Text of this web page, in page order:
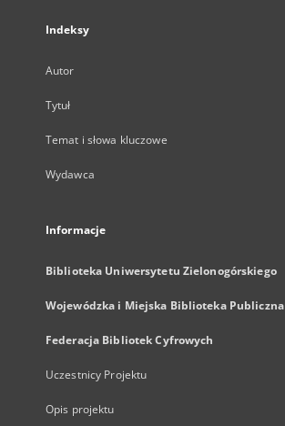
Indeksy
Autor
Tytuł
Temat i słowa kluczowe
Wydawca
Informacje
Biblioteka Uniwersytetu Zielonogórskiego
Wojewódzka i Miejska Biblioteka Publiczna
Federacja Bibliotek Cyfrowych
Uczestnicy Projektu
Opis projektu